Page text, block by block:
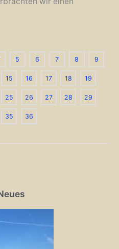
5 6 7 8 9
15 16 17 18 19
25 26 27 28 29
35 36